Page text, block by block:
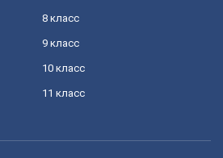
8 класс
9 класс
10 класс
11 класс